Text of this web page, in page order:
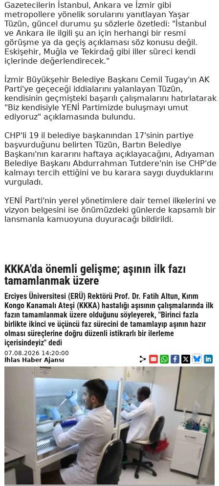
Gazetecilerin İstanbul, Ankara ve İzmir gibi
metropollere yönelik sorularını yanıtlayan Yaşar
Tüzün, güncel durumu şu sözlerle özetledi: "İstanbul
ve Ankara ile ilgili şu an için herhangi bir resmi
görüşme ya da geçiş açıklaması söz konusu değil.
Eskişehir, Muğla ve Tekirdağ gibi iller süreci kendi
içlerinde değerlendirecek."
İzmir Büyükşehir Belediye Başkanı Cemil Tugay'ın AK
Parti'ye geçeceği iddialarını yalanlayan Tüzün,
kendisinin geçmişteki başarılı çalışmalarını hatırlatarak
"Biz kendisiyle YENİ Partimizde buluşmayı umut
ediyoruz" açıklamasında bulundu.
CHP'li 19 il belediye başkanından 17'sinin partiye
başvurduğunu belirten Tüzün, Bartın Belediye
Başkanı'nın kararını haftaya açıklayacağını, Adıyaman
Belediye Başkanı Abdurrahman Tutdere'nin ise CHP'de
kalmayı tercih ettiğini ve bu karara saygı duyduklarını
vurguladı.
YENİ Parti'nin yerel yönetimlere dair temel ilkelerini ve
vizyon belgesini ise önümüzdeki günlerde kapsamlı bir
lansmanla kamuoyuna duyuracağı bildirildi.
KKKA'da önemli gelişme; aşının ilk fazı
tamamlanmak üzere
Erciyes Üniversitesi (ERÜ) Rektörü Prof. Dr. Fatih Altun, Kırım
Kongo Kanamalı Ateşi (KKKA) hastalığı aşısının çalışmalarında ilk
fazın tamamlanmak üzere olduğunu söyleyerek, "Birinci fazla
birlikte ikinci ve üçüncü faz sürecini de tamamlayıp aşının hazır
olması süreçlerine doğru düzenli istikrarlı bir ilerleme
içerisindeyiz" dedi
07.08.2026 14:20:00
İhlas Haber Ajansı